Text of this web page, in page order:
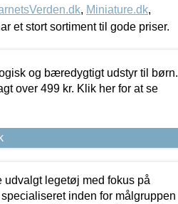
, Miniature.dk,
et stort sortiment til gode priser.
og bæredygtigt udstyr til børn.
over 499 kr. Klik her for at se
udvalgt legetøj med fokus på
inden for målgruppen